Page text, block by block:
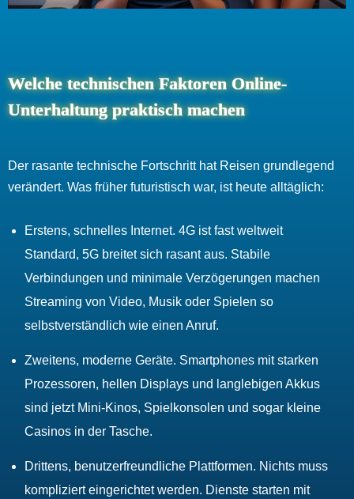
Welche technischen Faktoren Online-
Unterhaltung praktisch machen
Der rasante technische Fortschritt hat Reisen grundlegend
verändert. Was früher futuristisch war, ist heute alltäglich:
Erstens, schnelles Internet. 4G ist fast weltweit
Standard, 5G breitet sich rasant aus. Stabile
Verbindungen und minimale Verzögerungen machen
Streaming von Video, Musik oder Spielen so
selbstverständlich wie einen Anruf.
Zweitens, moderne Geräte. Smartphones mit starken
Prozessoren, hellen Displays und langlebigen Akkus
sind jetzt Mini-Kinos, Spielkonsolen und sogar kleine
Casinos in der Tasche.
Drittens, benutzerfreundliche Plattformen. Nichts muss
kompliziert eingerichtet werden. Dienste starten mit